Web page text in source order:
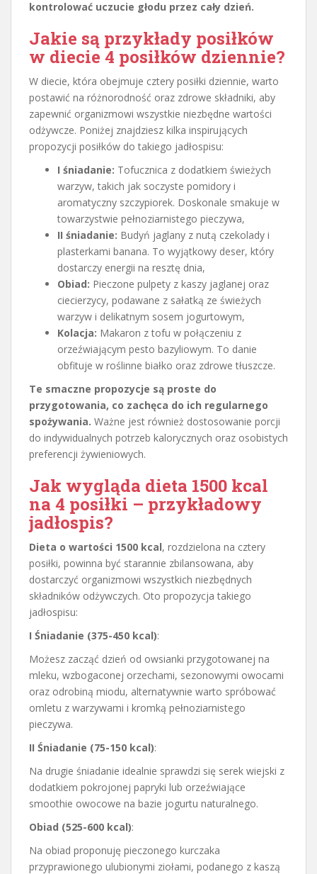
kontrolować uczucie głodu przez cały dzień.
Jakie są przykłady posiłków
w diecie 4 posiłków dziennie?
W diecie, która obejmuje cztery posiłki dziennie, warto
postawić na różnorodność oraz zdrowe składniki, aby
zapewnić organizmowi wszystkie niezbędne wartości
odżywcze. Poniżej znajdziesz kilka inspirujących
propozycji posiłków do takiego jadłospisu:
I śniadanie: Tofucznica z dodatkiem świeżych
warzyw, takich jak soczyste pomidory i
aromatyczny szczypiorek. Doskonale smakuje w
towarzystwie pełnoziarnistego pieczywa,
II śniadanie: Budyń jaglany z nutą czekolady i
plasterkami banana. To wyjątkowy deser, który
dostarczy energii na resztę dnia,
Obiad: Pieczone pulpety z kaszy jaglanej oraz
ciecierzycy, podawane z sałatką ze świeżych
warzyw i delikatnym sosem jogurtowym,
Kolacja: Makaron z tofu w połączeniu z
orzeźwiającym pesto bazyliowym. To danie
obfituje w roślinne białko oraz zdrowe tłuszcze.
Te smaczne propozycje są proste do
przygotowania, co zachęca do ich regularnego
spożywania. Ważne jest również dostosowanie porcji
do indywidualnych potrzeb kalorycznych oraz osobistych
preferencji żywieniowych.
Jak wygląda dieta 1500 kcal
na 4 posiłki – przykładowy
jadłospis?
Dieta o wartości 1500 kcal, rozdzielona na cztery
posiłki, powinna być starannie zbilansowana, aby
dostarczyć organizmowi wszystkich niezbędnych
składników odżywczych. Oto propozycja takiego
jadłospisu:
I Śniadanie (375-450 kcal):
Możesz zacząć dzień od owsianki przygotowanej na
mleku, wzbogaconej orzechami, sezonowymi owocami
oraz odrobiną miodu, alternatywnie warto spróbować
omletu z warzywami i kromką pełnoziarnistego
pieczywa.
II Śniadanie (75-150 kcal):
Na drugie śniadanie idealnie sprawdzi się serek wiejski z
dodatkiem pokrojonej papryki lub orzeźwiające
smoothie owocowe na bazie jogurtu naturalnego.
Obiad (525-600 kcal):
Na obiad proponuję pieczonego kurczaka
przyprawionego ulubionymi ziołami, podanego z kaszą